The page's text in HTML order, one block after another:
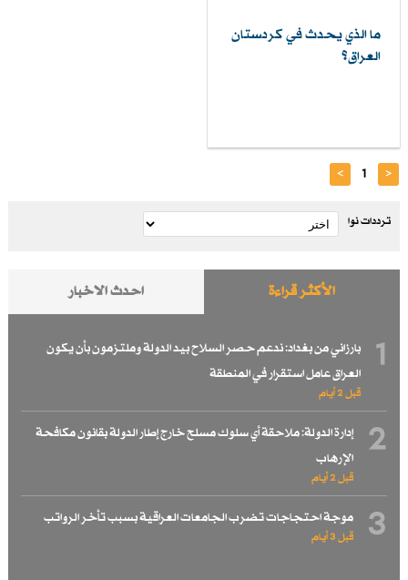
ما الذي يحدث في كردستان
العراق؟
<
1
>
ترددات نوا
الأكثر قراءة احدث الاخبار
1
بارزاني من بغداد: ندعم حصر السلاح بيد الدولة وملتزمون بأن يكون
العراق عامل استقرار في المنطقة
قبل 2 أيام
2
إدارة الدولة: ملاحقة أي سلوك مسلح خارج إطار الدولة بقانون مكافحة
الإرهاب
قبل 2 أيام
3 موجة احتجاجات تضرب الجامعات العراقية بسبب تأخر الرواتب
قبل 3 أيام